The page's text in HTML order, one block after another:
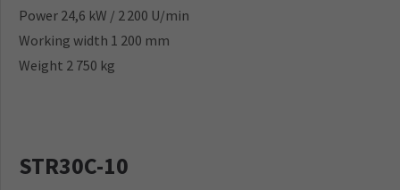
Power 24,6 kW / 2 200 U/min
Working width 1 200 mm
Weight 2 750 kg
STR30C-10